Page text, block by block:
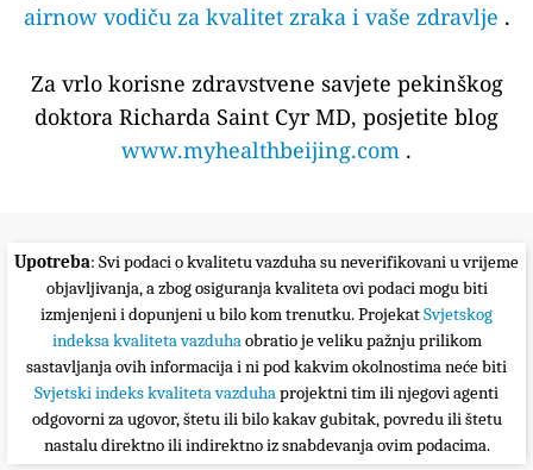
airnow vodiču za kvalitet zraka i vaše zdravlje .
Za vrlo korisne zdravstvene savjete pekinškog
doktora Richarda Saint Cyr MD, posjetite blog
www.myhealthbeijing.com .
Upotreba: Svi podaci o kvalitetu vazduha su neverifikovani u vrijeme
objavljivanja, a zbog osiguranja kvaliteta ovi podaci mogu biti
izmjenjeni i dopunjeni u bilo kom trenutku. ProjekatSvjetskog
indeksa kvaliteta vazduhaobratio je veliku pažnju prilikom
sastavljanja ovih informacija i ni pod kakvim okolnostima neće biti
Svjetski indeks kvaliteta vazduhaprojektni tim ili njegovi agenti
odgovorni za ugovor, štetu ili bilo kakav gubitak, povredu ili štetu
nastalu direktno ili indirektno iz snabdevanja ovim podacima.